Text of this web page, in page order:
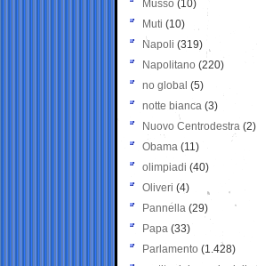
Musso (10)
Muti (10)
Napoli (319)
Napolitano (220)
no global (5)
notte bianca (3)
Nuovo Centrodestra (2)
Obama (11)
olimpiadi (40)
Oliveri (4)
Pannella (29)
Papa (33)
Parlamento (1.428)